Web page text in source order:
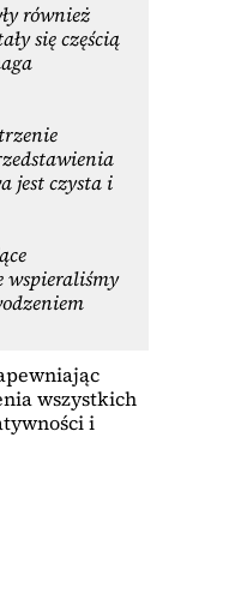
również
się częścią
jest czysta i
wspieraliśmy
wszystkich
i